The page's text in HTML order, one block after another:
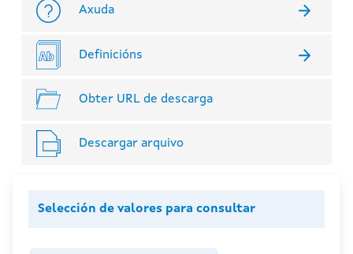
Axuda
Definicións
Obter URL de descarga
Descargar arquivo
Selección de valores para consultar